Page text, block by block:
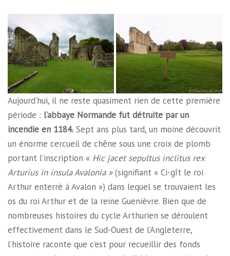
Aujourd’hui, il ne reste quasiment rien de cette première
période : l’abbaye Normande fut détruite par un
incendie en 1184. Sept ans plus tard, un moine découvrit
un énorme cercueil de chêne sous une croix de plomb
portant l’inscription « Hic jacet sepultus inclitus rex
Arturius in insula Avalonia »(signifiant « Ci-gît le roi
Arthur enterré à Avalon ») dans lequel se trouvaient les
os du roi Arthur et de la reine Guenièvre. Bien que de
nombreuses histoires du cycle Arthurien se déroulent
effectivement dans le Sud-Ouest de l’Angleterre,
l’histoire raconte que c’est pour recueillir des fonds